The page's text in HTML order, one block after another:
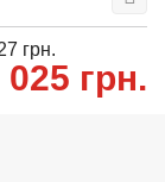
грн.
025 грн.